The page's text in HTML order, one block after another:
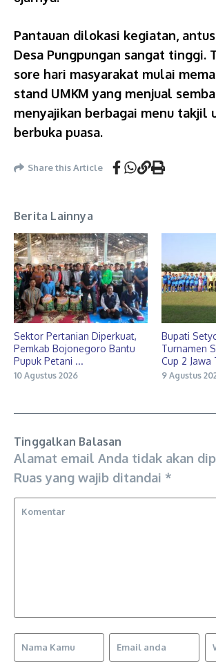
Pantauan dilokasi kegiatan,
Desa Pungpungan sangat tinggi.
sore hari masyarakat mulai
stand UMKM yang menjual
menyajikan berbagai menu takjil
berbuka puasa.
Share this Article
Berita Lainnya
Sektor Pertanian Diperkuat,
Pemkab Bojonegoro Bantu
Pupuk Petani ...
10 Agustus 2026
Bupati
Turnamen
Cup 2 Jawa
9 Agustus
Tinggalkan Balasan
Alamat email Anda tidak akan
Ruas yang wajib ditandai *